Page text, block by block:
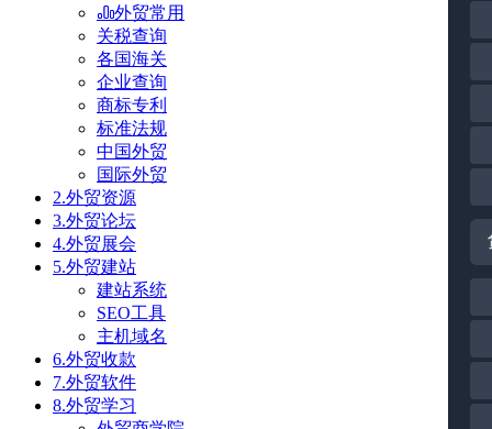
外贸常用
关税查询
各国海关
企业查询
商标专利
标准法规
中国外贸
国际外贸
2.外贸资源
3.外贸论坛
4.外贸展会
5.外贸建站
建站系统
SEO工具
主机域名
6.外贸收款
7.外贸软件
8.外贸学习